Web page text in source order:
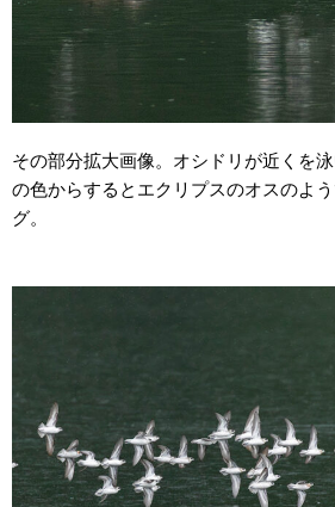
その部分拡大画像。オシドリが近くを
の色からするとエクリプスのオスのよ
グ。